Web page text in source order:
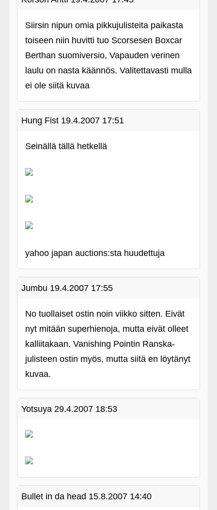
Siirsin nipun omia pikkujulisteita paikasta
toiseen niin huvitti tuo Scorsesen Boxcar
Berthan suomiversio, Vapauden verinen
laulu on nasta käännös. Valitettavasti mulla
ei ole siitä kuvaa
Hung Fist 19.4.2007 17:51
Seinällä tällä hetkellä
yahoo japan auctions:sta huudettuja
Jumbu 19.4.2007 17:55
No tuollaiset ostin noin viikko sitten. Eivät
nyt mitään superhienoja, mutta eivät olleet
kalliitakaan. Vanishing Pointin Ranska-
julisteen ostin myös, mutta siitä en löytänyt
kuvaa.
Yotsuya 29.4.2007 18:53
Bullet in da head 15.8.2007 14:40